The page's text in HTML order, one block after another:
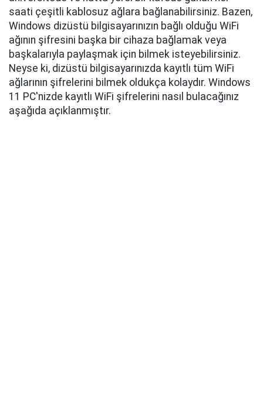
saati çeşitli kablosuz ağlara bağlanabilirsiniz. Bazen,
Windows dizüstü bilgisayarınızın bağlı olduğu WiFi
ağının şifresini başka bir cihaza bağlamak veya
başkalarıyla paylaşmak için bilmek isteyebilirsiniz.
Neyse ki, dizüstü bilgisayarınızda kayıtlı tüm WiFi
ağlarının şifrelerini bilmek oldukça kolaydır. Windows
11 PC'nizde kayıtlı WiFi şifrelerini nasıl bulacağınız
aşağıda açıklanmıştır.